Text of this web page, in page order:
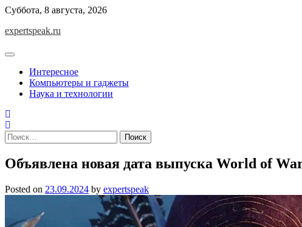
Skip
content
Суббота, 8 августа, 2026
expertspeak.ru
Интересное
Компьютеры и гаджеты
Наука и технологии
Найти:
Объявлена новая дата выпуска World of
Posted on 23.09.2024 by expertspeak